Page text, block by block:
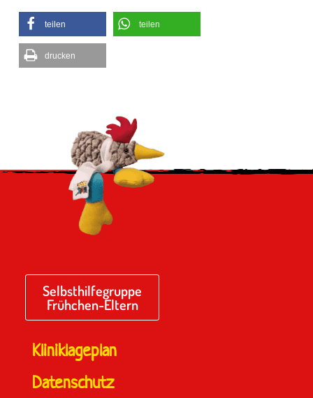
teilen teilen
drucken
Selbsthilfegruppe
Frühchen-Eltern
Kliniklageplan
Datenschutz